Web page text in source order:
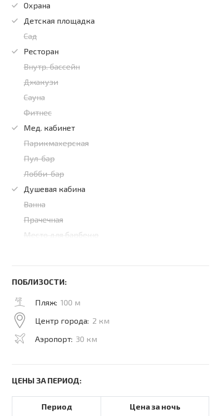
Охрана
Детская площадка
Сад
Ресторан
Внутр. бассейн
Джакузи
Сауна
Фитнес
Мед. кабинет
Парикмахерская
Пул-бар
Лобби-бар
Душевая кабина
Ванна
Прачечная
Место для барбекю
ПОБЛИЗОСТИ:
Пляж: 100 м
Центр города: 2 км
Аэропорт: 30 км
ЦЕНЫ ЗА ПЕРИОД:
Период Цена за ночь